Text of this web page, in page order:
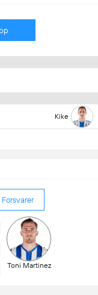
Kike
Forsvarer
Toni Martinez